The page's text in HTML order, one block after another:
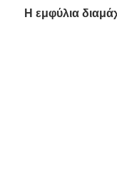
Η εμφύλια